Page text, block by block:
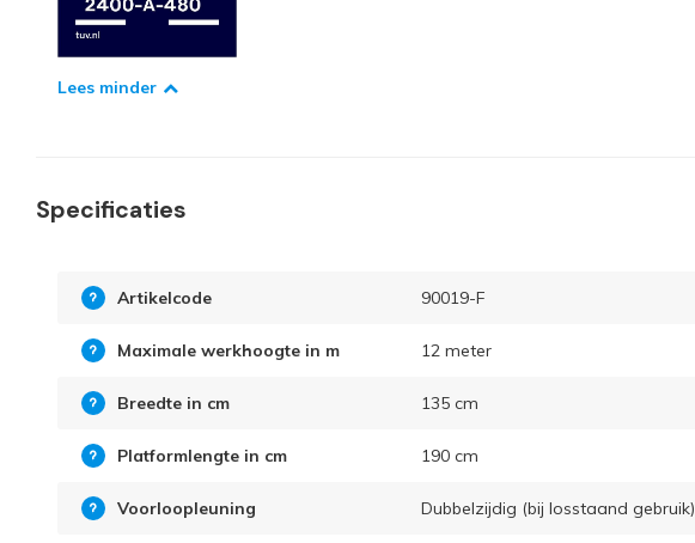
Lees minder
Specificaties
Artikelcode 90019-F
Maximale werkhoogte in m 12 meter
Breedte in cm 135 cm
Platformlengte in cm 190 cm
Voorloopleuning Dubbelzijdig (bij losstaand gebruik)